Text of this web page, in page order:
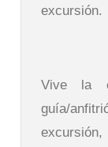
excursión.
Vive la
guía/